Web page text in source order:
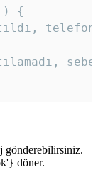
{
gönderebilirsiniz.
döner.